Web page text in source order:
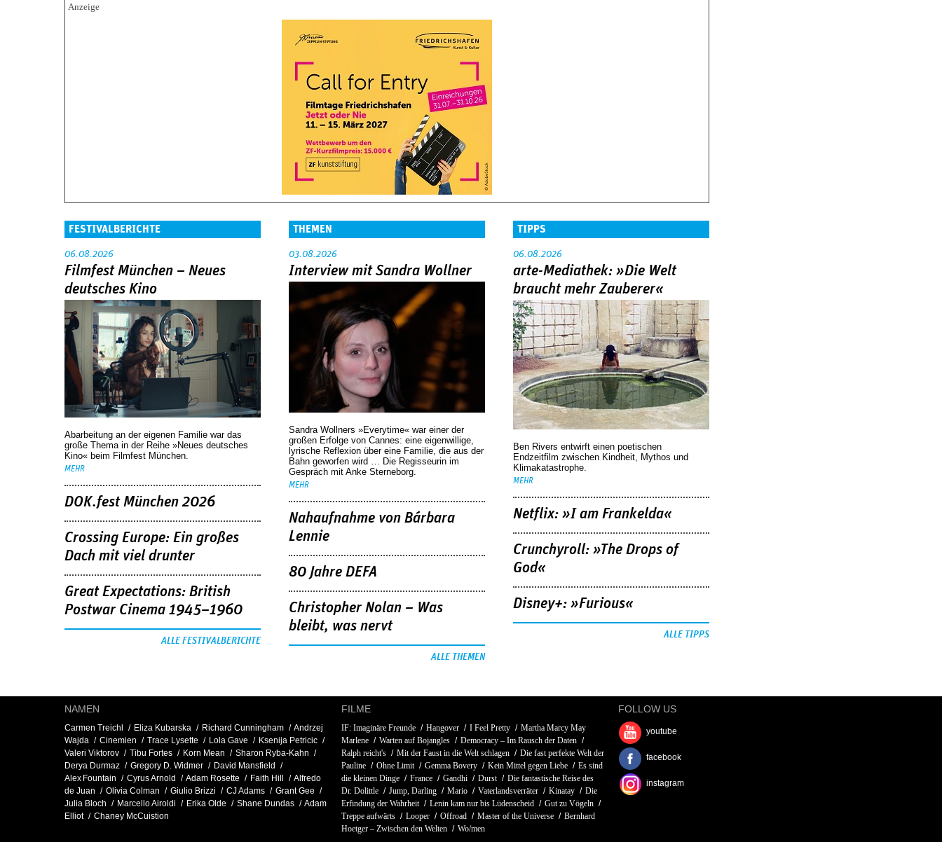
FESTIVALBERICHTE
06.08.2026
Filmfest München – Neues
deutsches Kino
Abarbeitung an der eigenen Familie war das
große Thema in der Reihe »Neues deutsches
Kino« beim Filmfest München.
MEHR
DOK.fest München 2026
Crossing Europe: Ein großes
Dach mit viel drunter
Great Expectations: British
Postwar Cinema 1945–1960
ALLE FESTIVALBERICHTE
THEMEN
03.08.2026
Interview mit Sandra Wollner
Sandra Wollners »Everytime« war einer der
großen Erfolge von Cannes: eine eigenwillige,
lyrische Reflexion über eine ­Familie, die aus der
Bahn geworfen wird … Die Regisseurin im
Gespräch mit Anke Sterneborg.
MEHR
Nahaufnahme von Bárbara
Lennie
80 Jahre DEFA
Christopher Nolan – Was
bleibt, was nervt
ALLE THEMEN
TIPPS
06.08.2026
arte-Mediathek: »Die Welt
braucht mehr Zauberer«
Ben Rivers entwirft einen poetischen
Endzeitfilm zwischen Kindheit, Mythos und
Klimakatastrophe.
MEHR
Netflix: »I am Frankelda«
Crunchyroll: »The Drops of
God«
Disney+: »Furious«
ALLE TIPPS
NAMEN
Carmen Treichl Eliza Kubarska Richard Cunningham
Andrzej
Wajda
Cinemien Trace Lysette Lola Gave
Ksenija Petricic
Valeri Viktorov
Tibu Fortes Korn Mean
Sharon Ryba-Kahn
Derya Durmaz
Gregory D. Widmer
David Mansfield
Alex Fountain
Cyrus Arnold Adam Rosette Faith Hill
Alfredo
de Juan
Olivia Colman Giulio Brizzi CJ Adams
Grant Gee
Julia Bloch
Marcello Airoldi Erika Olde Shane Dundas
Adam
Elliot
Chaney McCuistion
FILME
IF: Imaginäre Freunde Hangover I Feel Pretty
Martha Marcy May
Marlene
Warten auf Bojangles
Democracy – Im Rausch der Daten
Ralph reicht's
Mit der Faust in die Welt schlagen
Die fast perfekte Welt der
Pauline
Ohne Limit Gemma Bovery Kein Mittel gegen Liebe
Es sind
die kleinen Dinge
France Gandhi Durst
Die fantastische Reise des
Dr. Dolittle
Jump, Darling Mario Vaterlandsverräter Kinatay
Die
Erfindung der Wahrheit
Lenin kam nur bis Lüdenscheid
Gut zu Vögeln
Treppe aufwärts
Looper Offroad Master of the Universe
Bernhard
Hoetger – Zwischen den Welten
Wo/men
FOLLOW US
youtube
facebook
instagram